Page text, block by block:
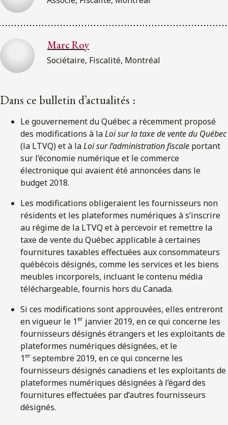
Marc Roy
Sociétaire, Fiscalité, Montréal
Dans ce bulletin d’actualités :
Le gouvernement du Québec a récemment proposé
des modifications à laLoi sur la taxe de vente du Québec
(la LTVQ) et à laLoi sur l’administration fiscale portant
sur l’économie numérique et le commerce
électronique qui avaient été annoncées dans le
budget 2018.
Les modifications obligeraient les fournisseurs non
résidents et les plateformes numériques à s’inscrire
au régime de la LTVQ et à percevoir et remettre la
taxe de vente du Québec applicable à certaines
fournitures taxables effectuées aux consommateurs
québécois désignés, comme les services et les biens
meubles incorporels, incluant le contenu média
téléchargeable, fournis hors du Canada.
Si ces modifications sont approuvées, elles entreront
en vigueur le 1 er janvier 2019, en ce qui concerne les
fournisseurs désignés étrangers et les exploitants de
plateformes numériques désignées, et le
1 er septembre 2019, en ce qui concerne les
fournisseurs désignés canadiens et les exploitants de
plateformes numériques désignées à l’égard des
fournitures effectuées par d’autres fournisseurs
désignés.